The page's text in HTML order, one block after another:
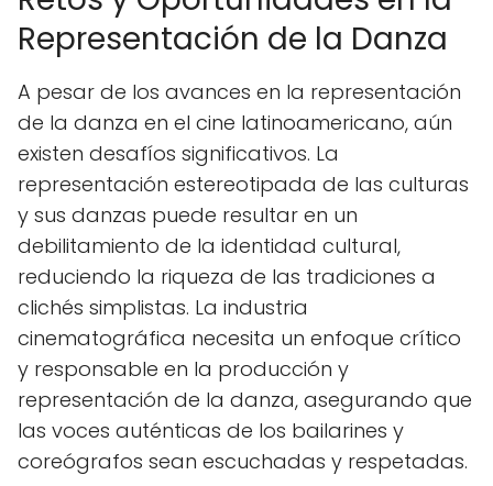
Representación de la Danza
A pesar de los avances en la representación
de la danza en el cine latinoamericano, aún
existen desafíos significativos. La
representación estereotipada de las culturas
y sus danzas puede resultar en un
debilitamiento de la identidad cultural,
reduciendo la riqueza de las tradiciones a
clichés simplistas. La industria
cinematográfica necesita un enfoque crítico
y responsable en la producción y
representación de la danza, asegurando que
las voces auténticas de los bailarines y
coreógrafos sean escuchadas y respetadas.